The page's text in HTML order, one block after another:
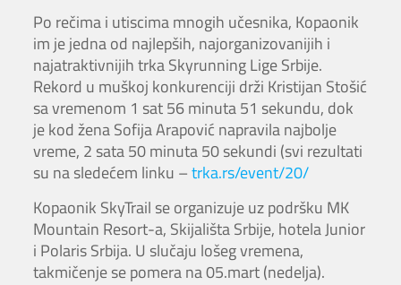
Po rečima i utiscima mnogih učesnika, Kopaonik
im je jedna od najlepših, najorganizovanijih i
najatraktivnijih trka Skyrunning Lige Srbije.
Rekord u muškoj konkurenciji drži Kristijan Stošić
sa vremenom 1 sat 56 minuta 51 sekundu, dok
je kod žena Sofija Arapović napravila najbolje
vreme, 2 sata 50 minuta 50 sekundi (svi rezultati
su na sledećem linku –trka.rs/event/20/
Kopaonik SkyTrail se organizuje uz podršku MK
Mountain Resort-a, Skijališta Srbije, hotela Junior
i Polaris Srbija. U slučaju lošeg vremena,
takmičenje se pomera na 05.mart (nedelja).